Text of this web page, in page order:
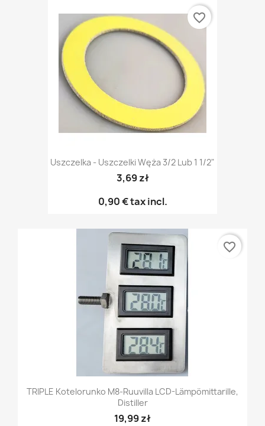
Uszczelka - Uszczelki Węża 3/2 Lub 1 1/2"
3,69 zł
0,90 €tax incl.
favorite_border
TRIPLE Kotelorunko M8-Ruuvilla LCD-Lämpömittarille,
Distiller
19,99 zł
favorite_border